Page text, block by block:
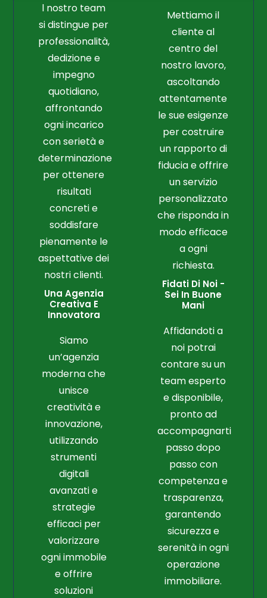
l nostro team
si distingue per
professionalità,
dedizione e
impegno
quotidiano,
affrontando
ogni incarico
con serietà e
determinazione
per ottenere
risultati
concreti e
soddisfare
pienamente le
aspettative dei
nostri clienti.
Una Agenzia
Creativa E
Innovatora
Siamo
un’agenzia
moderna che
unisce
creatività e
innovazione,
utilizzando
strumenti
digitali
avanzati e
strategie
efficaci per
valorizzare
ogni immobile
e offrire
soluzioni
Mettiamo il
cliente al
centro del
nostro lavoro,
ascoltando
attentamente
le sue esigenze
per costruire
un rapporto di
fiducia e offrire
un servizio
personalizzato
che risponda in
modo efficace
a ogni
richiesta.
Fidati Di Noi -
Sei In Buone
Mani
Affidandoti a
noi potrai
contare su un
team esperto
e disponibile,
pronto ad
accompagnarti
passo dopo
passo con
competenza e
trasparenza,
garantendo
sicurezza e
serenità in ogni
operazione
immobiliare.